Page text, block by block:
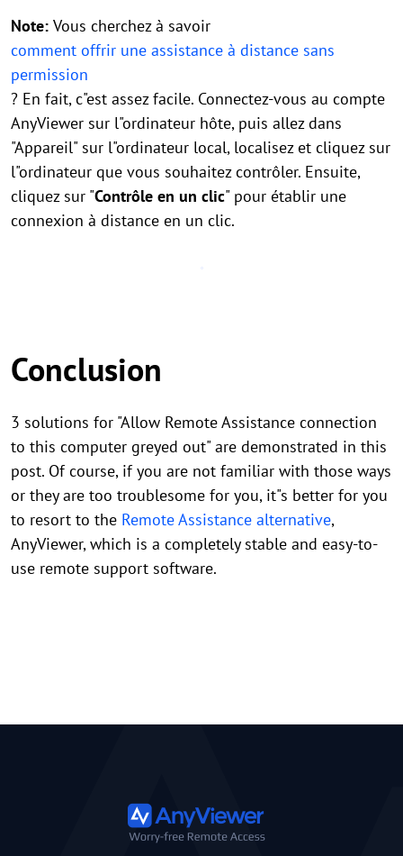
Note: Vous cherchez à savoir
comment offrir une assistance à distance sans
permission
? En fait, c"est assez facile. Connectez-vous au compte
AnyViewer sur l"ordinateur hôte, puis allez dans
"Appareil" sur l"ordinateur local, localisez et cliquez sur
l"ordinateur que vous souhaitez contrôler. Ensuite,
cliquez sur "Contrôle en un clic" pour établir une
connexion à distance en un clic.
Conclusion
3 solutions for "Allow Remote Assistance connection
to this computer greyed out" are demonstrated in this
post. Of course, if you are not familiar with those ways
or they are too troublesome for you, it"s better for you
to resort to the Remote Assistance alternative,
AnyViewer, which is a completely stable and easy-to-
use remote support software.